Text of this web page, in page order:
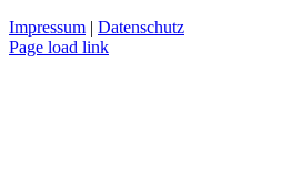
Impressum | Datenschutz
Page load link